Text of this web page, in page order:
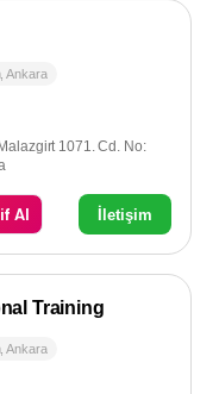
,Ankara
1071. Cd. No:
Al İletişim
Training
,Ankara